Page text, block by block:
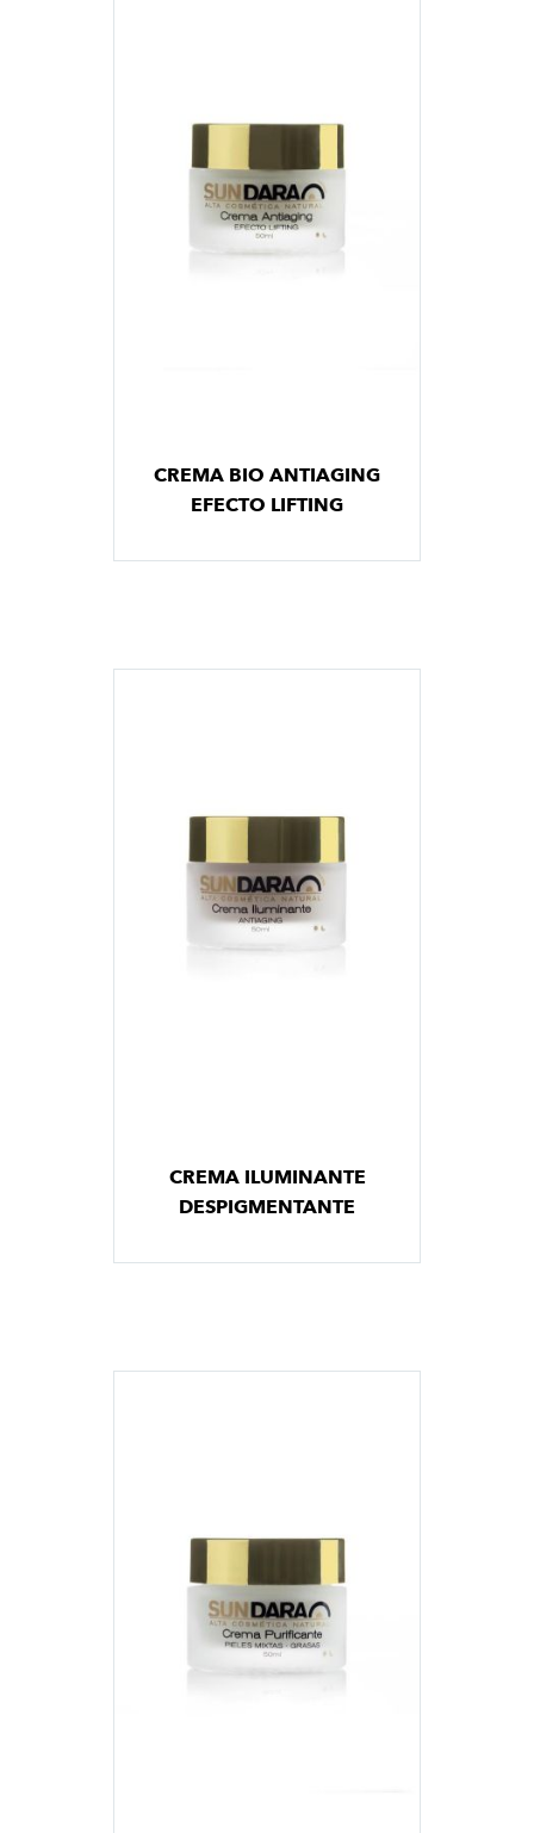
CREMA BIO ANTIAGING
EFECTO LIFTING
CREMA ILUMINANTE
DESPIGMENTANTE